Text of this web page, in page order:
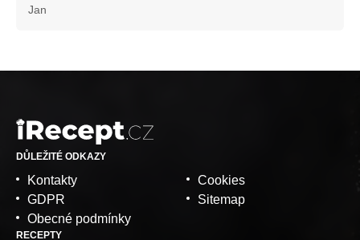
Jan
DŮLEŽITÉ ODKAZY
Kontakty
GDPR
Obecné podmínky
Cookies
Sitemap
RECEPTY